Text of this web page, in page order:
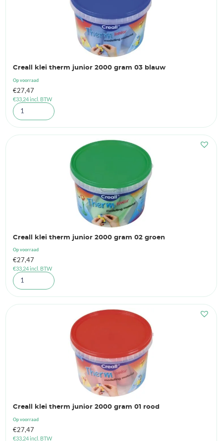
Creall klei therm junior 2000 gram 03 blauw
Op voorraad
€27,47
€33,24incl. BTW
Creall klei therm junior 2000 gram 02 groen
Op voorraad
€27,47
€33,24incl. BTW
Creall klei therm junior 2000 gram 01 rood
Op voorraad
€27,47
€33,24incl. BTW